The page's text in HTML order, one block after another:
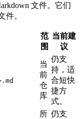
文件。它们
件。
范
围
当前建
议
当
前
仓
库
仍支
持，适
合短快
捷方
式。
所 仍支